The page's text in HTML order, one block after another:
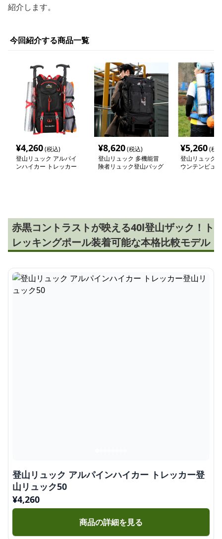
紹介します。
今回紹介する商品一覧
¥4,260(税込)
登山リュック アルパイ
ンハイカー トレッカー
¥8,620(税込)
登山リュック 多機能冒
険者リュック登山バッグ
¥5,260(税
登山リュック
ウンテンビュ
赤黒コントラストが映える40l登山ザック！ト
レッキングポール装着可能な本格比較モデル
登山リュック アルパインハイカー トレッカー登
山リュック50
¥4,260
商品の詳細を見る